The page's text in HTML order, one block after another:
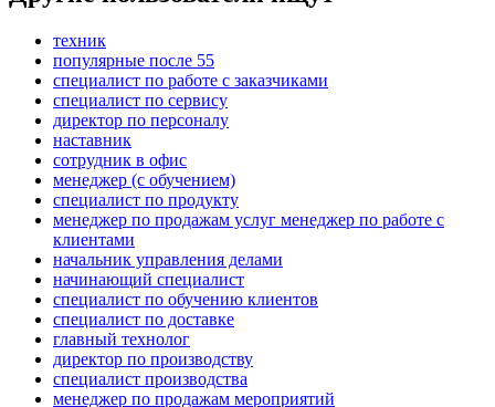
техник
популярные после 55
специалист по работе с заказчиками
специалист по сервису
директор по персоналу
наставник
сотрудник в офис
менеджер (с обучением)
специалист по продукту
менеджер по продажам услуг менеджер по работе с
клиентами
начальник управления делами
начинающий специалист
специалист по обучению клиентов
специалист по доставке
главный технолог
директор по производству
специалист производства
менеджер по продажам мероприятий